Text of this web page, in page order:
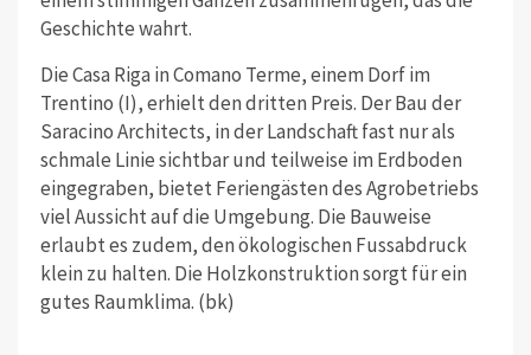
Geschichte wahrt.
Die Casa Riga in Comano Terme, einem Dorf im
Trentino (I), erhielt den dritten Preis. Der Bau der
Saracino Architects, in der Landschaft fast nur als
schmale Linie sichtbar und teilweise im Erdboden
eingegraben, bietet Feriengästen des Agrobetriebs
viel Aussicht auf die Umgebung. Die Bauweise
erlaubt es zudem, den ökologischen Fussabdruck
klein zu halten. Die Holzkonstruktion sorgt für ein
gutes Raumklima. (bk)